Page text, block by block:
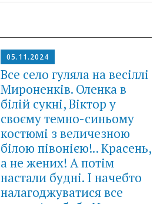
05.11.2024
Все село гуляла на весіллі
Мироненків. Оленка в
білій сукні, Віктор у
своєму темно-синьому
костюмі з величезною
білою півонією!.. Красень,
а не жених! А потім
настали будні. І начебто
налагоджуватися все